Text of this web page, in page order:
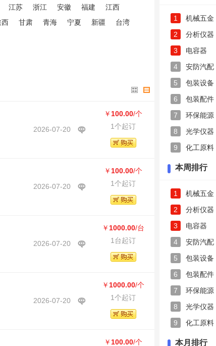
江苏 浙江 安徽 福建
江西
西 甘肃 青海 宁夏 新疆
台湾
2026-07-20
￥ 100.00/个
1个起订
2026-07-20
￥ 100.00/个
1个起订
2026-07-20
￥ 1000.00/台
1台起订
2026-07-20
￥ 1000.00/个
1个起订
￥ 100.00/个
1 机械五金
2 分析仪器
3 电容器
4 安防汽配
5 包装设备
6 包装配件
7 环保能源
8 光学仪器
9 化工原料
本周排行
1 机械五金
2 分析仪器
3 电容器
4 安防汽配
5 包装设备
6 包装配件
7 环保能源
8 光学仪器
9 化工原料
本月排行